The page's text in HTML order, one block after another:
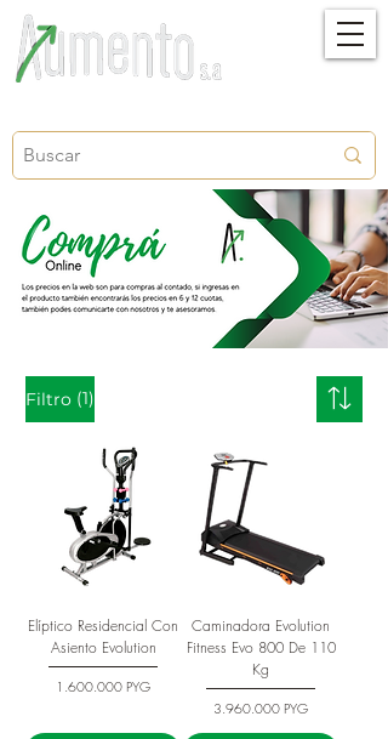
Filtro (1)
Elíptico Residencial Con
Asiento Evolution
Precio
1.600.000 PYG
Caminadora Evolution
Fitness Evo 800 De 110
Kg
Precio
3.960.000 PYG